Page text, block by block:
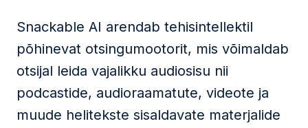
Snackable AI arendab tehisintellektil
põhinevat otsingumootorit, mis võimaldab
otsijal leida vajalikku audiosisu nii
podcastide, audioraamatute, videote ja
muude helitekste sisaldavate materjalide